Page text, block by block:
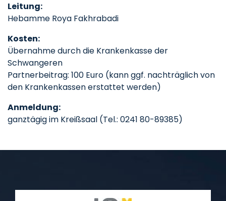
Leitung:
Hebamme Roya Fakhrabadi
Kosten:
Übernahme durch die Krankenkasse der
Schwangeren
Partnerbeitrag: 100 Euro (kann ggf. nachträglich von
den Krankenkassen erstattet werden)
Anmeldung:
ganztägig im Kreißsaal (Tel.: 0241 80-89385)